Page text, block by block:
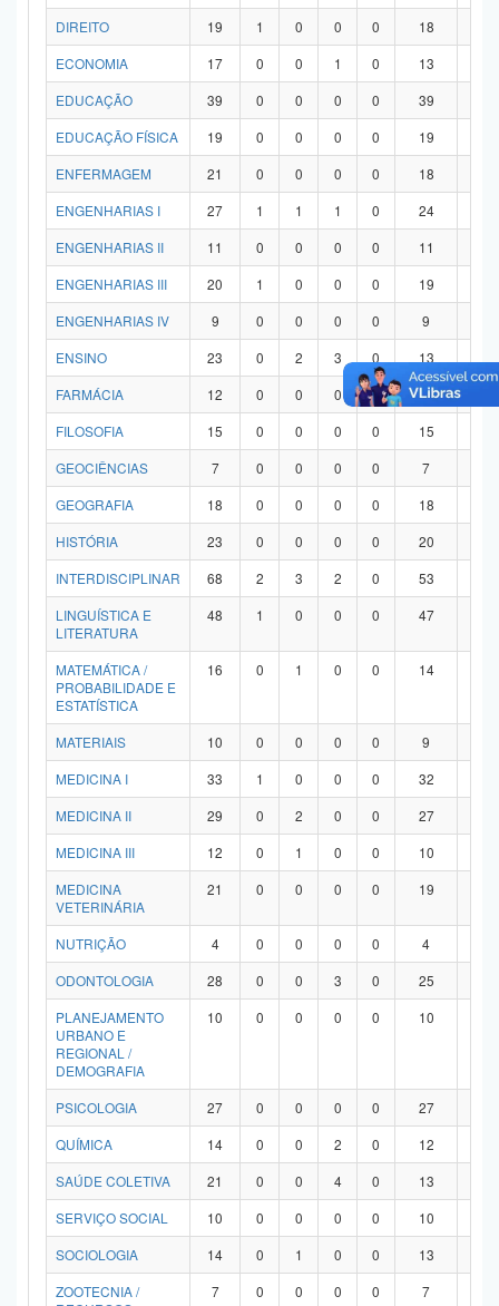
DIREITO 19 1 0 0 0 18
ECONOMIA
17 0 0 1 0 13
EDUCAÇÃO
39 0 0 0 0 39
EDUCAÇÃO FÍSICA
19 0 0 0 0 19
ENFERMAGEM
21 0 0 0 0 18
ENGENHARIAS I
27 1 1 1 0 24
ENGENHARIAS II
11 0 0 0 0 11
ENGENHARIAS III
20 1 0 0 0 19
ENGENHARIAS IV
9 0 0 0 0 9
ENSINO
23 0 2 3 0 13
FARMÁCIA
12 0 0 0 0 12
FILOSOFIA
15 0 0 0 0 15
GEOCIÊNCIAS
7 0 0 0 0 7
GEOGRAFIA
18 0 0 0 0 18
HISTÓRIA
23 0 0 0 0 20
INTERDISCIPLINAR
68 2 3 2 0 53
LINGUÍSTICA E
LITERATURA
48 1 0 0 0 47
MATEMÁTICA /
PROBABILIDADE E
ESTATÍSTICA
16 0 1 0 0 14
MATERIAIS 10 0 0 0 0 9
MEDICINA I
33 1 0 0 0 32
MEDICINA II
29 0 2 0 0 27
MEDICINA III
12 0 1 0 0 10
MEDICINA
VETERINÁRIA
21 0 0 0 0 19
NUTRIÇÃO 4 0 0 0 0 4
ODONTOLOGIA
28 0 0 3 0 25
PLANEJAMENTO
URBANO E
REGIONAL /
DEMOGRAFIA
10 0 0 0 0 10
PSICOLOGIA 27 0 0 0 0 27
QUÍMICA
14 0 0 2 0 12
SAÚDE COLETIVA
21 0 0 4 0 13
SERVIÇO SOCIAL
10 0 0 0 0 10
SOCIOLOGIA
14 0 1 0 0 13
ZOOTECNIA /
7 0 0 0 0 7